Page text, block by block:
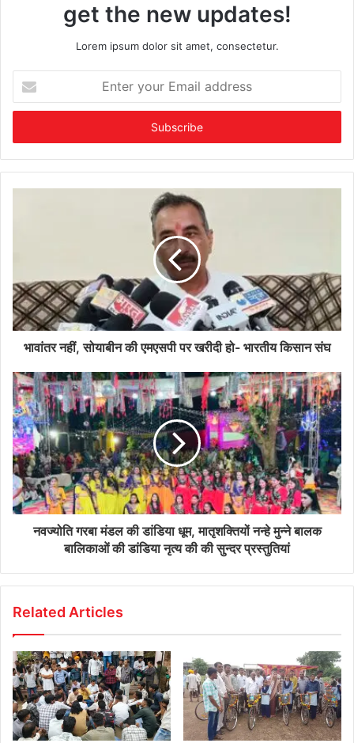
get the new updates!
Lorem ipsum dolor sit amet, consectetur.
your
Email
भावांतर नहीं, सोयाबीन की एमएसपी पर खरीदी हो- भारतीय किसान संघ
नवज्योति गरबा मंडल की डांडिया धूम, मातृशक्तियों नन्हे मुन्ने बालक
बालिकाओं की डांडिया नृत्य की की सुन्दर प्रस्तुतियां
Related Articles